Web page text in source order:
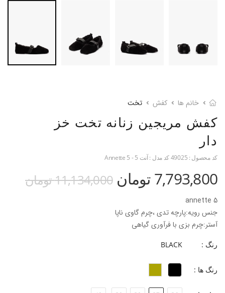
خانم ها کفش تخت
کفش مریجین زنانه تخت خز
دار
کد محصول : 49025کد مدل :آنت 5 - Annette 5
7,793,800 تومان 11,134,000 تومان
annette 5
جنس رویه:پارچه تدی ،چرم گاوی ناپا
آستر:چرم بزی با فرآوری گیاهی
فرم قالب :نوک مربعی با پنجه پهن
ارتفاع پاشنه: ۱ سانت
پاخور:سایز همیشگی
رنگ : BLACK
رنگ ها :